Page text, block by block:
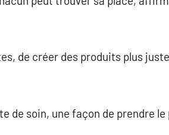
de créer des produits plus
de soin, une façon de prendre